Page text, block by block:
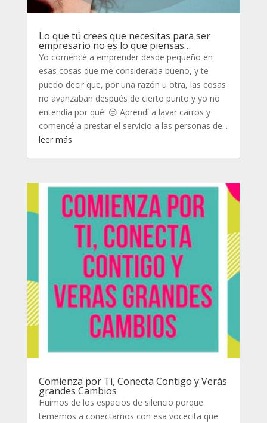
Lo que tú crees que necesitas para ser
empresario no es lo que piensas…
Yo comencé a emprender desde pequeño en
esas cosas que me consideraba bueno, y te
puedo decir que, por una razón u otra, las cosas
no avanzaban después de cierto punto y yo no
entendía por qué. 😔 Aprendí a lavar carros y
comencé a prestar el servicio a las personas de...
leer más
Comienza por Ti, Conecta Contigo y Verás
grandes Cambios
Huimos de los espacios de silencio porque
tememos a conectarnos con esa vocecita que